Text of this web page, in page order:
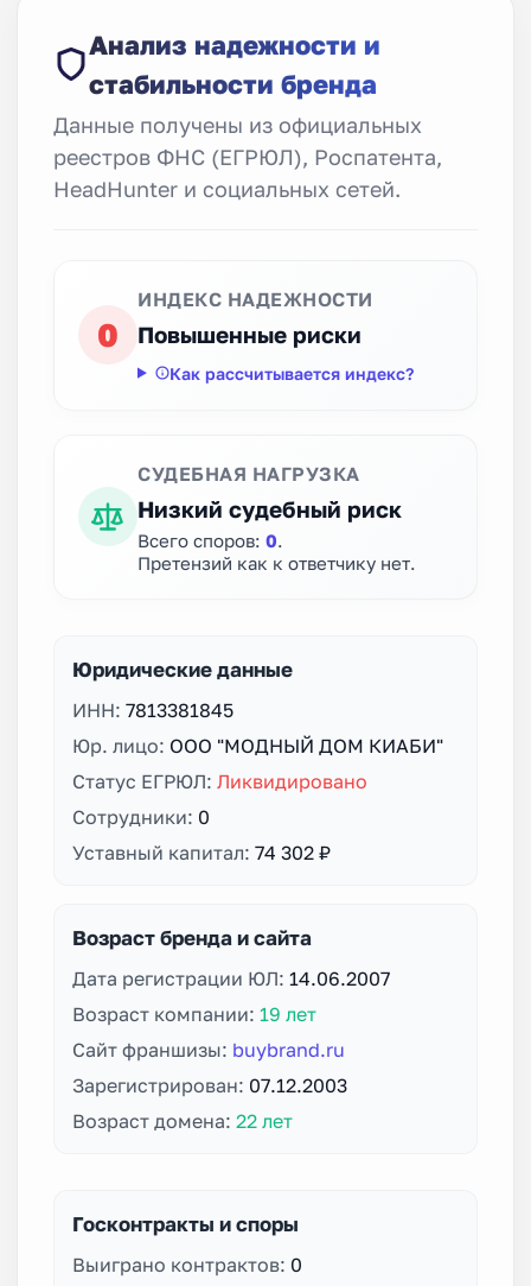
Анализ надежности и
стабильности бренда
Данные получены из официальных
реестров ФНС (ЕГРЮЛ), Роспатента,
HeadHunter и социальных сетей.
0
ИНДЕКС НАДЕЖНОСТИ
Повышенные риски
Как рассчитывается индекс?
СУДЕБНАЯ НАГРУЗКА
Низкий судебный риск
Всего споров: 0
Претензий как к ответчику нет.
Юридические данные
ИНН: 7813381845
Юр. лицо: ООО "МОДНЫЙ ДОМ КИАБИ"
Статус ЕГРЮЛ: Ликвидировано
Сотрудники: 0
Уставный капитал: 74 302 ₽
Возраст бренда и сайта
Дата регистрации ЮЛ: 14.06.2007
Возраст компании: 19 лет
Сайт франшизы: buybrand.ru
Зарегистрирован: 07.12.2003
Возраст домена: 22 лет
Госконтракты и споры
Выиграно контрактов: 0